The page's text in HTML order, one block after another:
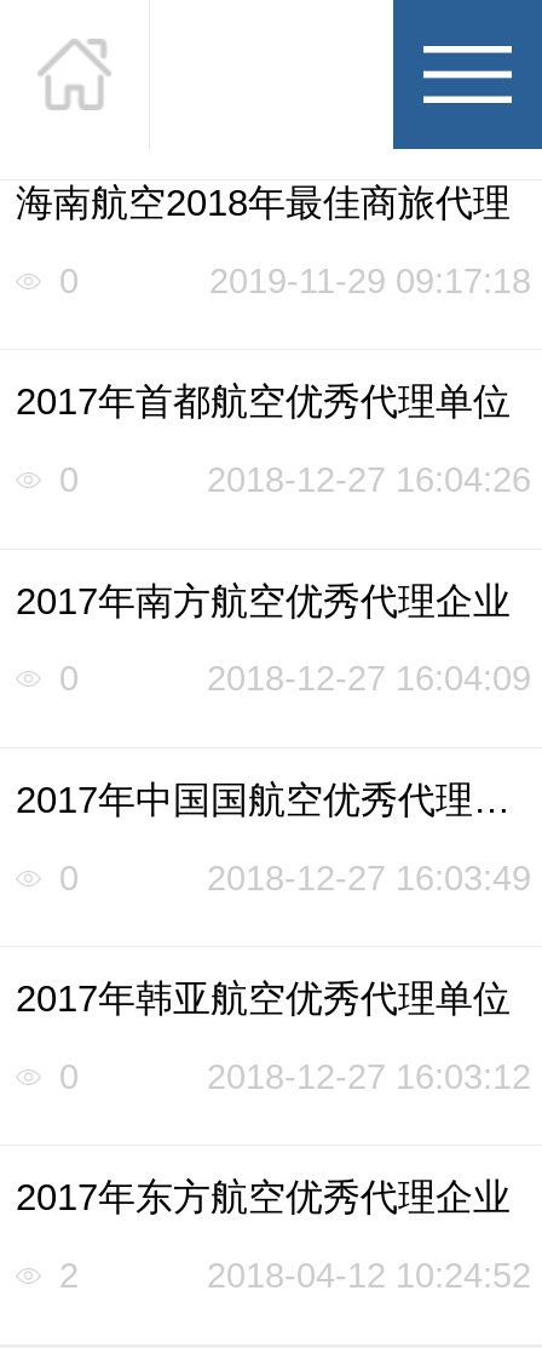
在途荣誉
Honor
海南航空2018年最佳商旅代理
0 2019-11-29 09:17:18
2017年首都航空优秀代理单位
0 2018-12-27 16:04:26
2017年南方航空优秀代理企业
0 2018-12-27 16:04:09
2017年中国国航空优秀代理企业
0 2018-12-27 16:03:49
2017年韩亚航空优秀代理单位
0 2018-12-27 16:03:12
2017年东方航空优秀代理企业
2 2018-04-12 10:24:52